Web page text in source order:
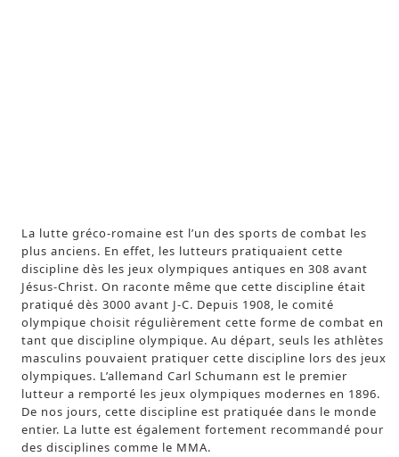
La lutte gréco-romaine est l’un des sports de combat les
plus anciens. En effet, les lutteurs pratiquaient cette
discipline dès les jeux olympiques antiques en 308 avant
Jésus-Christ. On raconte même que cette discipline était
pratiqué dès 3000 avant J-C. Depuis 1908, le comité
olympique choisit régulièrement cette forme de combat en
tant que discipline olympique. Au départ, seuls les athlètes
masculins pouvaient pratiquer cette discipline lors des jeux
olympiques. L’allemand Carl Schumann est le premier
lutteur a remporté les jeux olympiques modernes en 1896.
De nos jours, cette discipline est pratiquée dans le monde
entier. La lutte est également fortement recommandé pour
des disciplines comme le MMA.